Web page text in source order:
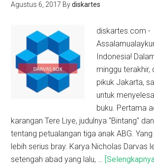
Agustus 6, 2017 Bydiskartes
diskartes.com -
Indonesia!
minggu terakhir,
pikuk Jakarta,
untuk
buku. Pertama
karangan Tere Liye, judulnya "Bintang"
tentang petualangan tiga anak ABG. Yang
lebih serius bray. Karya Nicholas Darvas
setengah abad yang lalu, …